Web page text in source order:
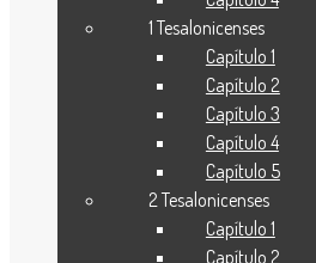
traducción
contemporánea
de la Biblia
(TCB) libre
de costo. Sé
parte del
sueño a
1 Tesalonicenses
Capítulo 1
Capítulo 2
Capítulo 3
Capítulo 4
Capítulo 5
2 Tesalonicenses
Capítulo 1
Capítulo 2